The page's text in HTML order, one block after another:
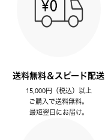
送料無料＆スピード配送
15,000円（税込）以上
ご購入で送料無料。
最短翌日にお届け。